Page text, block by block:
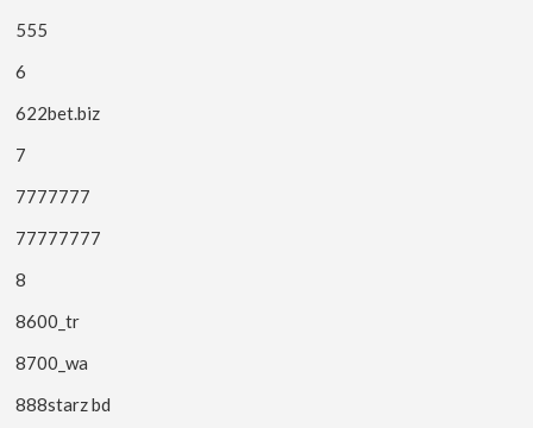
555
6
622bet.biz
7
7777777
77777777
8
8600_tr
8700_wa
888starz bd